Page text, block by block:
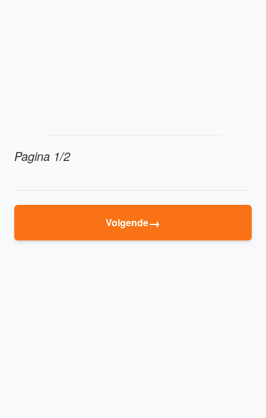
Pagina 1/2
Volgende→